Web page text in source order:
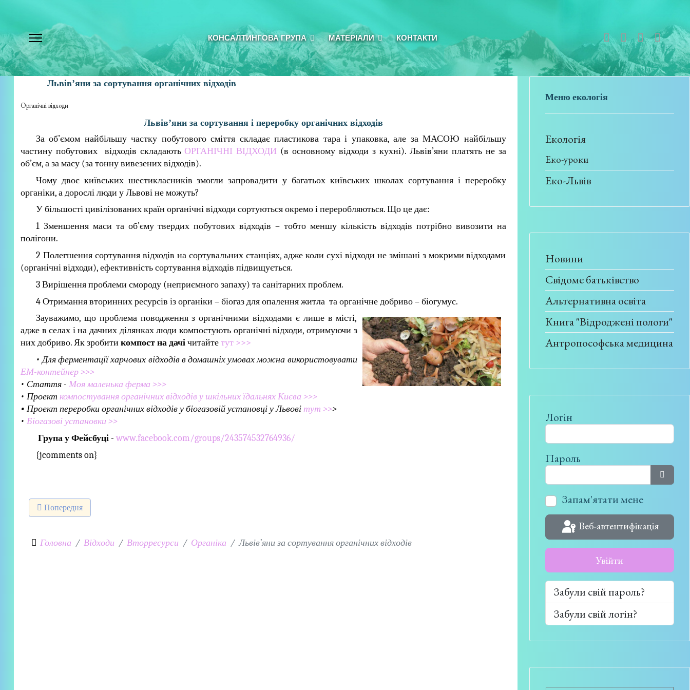
КОНСАЛТИНГОВА ГРУПА МАТЕРІАЛИ КОНТАКТИ
Львів’яни за сортування органічних відходів
Органічні відходи
Львів’яни за сортування і переробку органічних відходів
За об’ємом найбільшу частку побутового сміття складає пластикова тара і упаковка, але за МАСОЮ найбільшу
частину побутових відходів складаютьОРГАНІЧНІ ВІДХОДИ (в основному відходи з кухні). Львів’яни платять не за
об’єм, а за масу (за тонну вивезених відходів).
Чому двоє київських шестикласників змогли запровадити у багатьох київських школах сортування і переробку
органіки, а дорослі люди у Львові не можуть?
У більшості цивілізованих країн органічні відходи сортуються окремо і переробляються. Що це дає:
1 Зменшення маси та об’єму твердих побутових відходів – тобто меншу кількість відходів потрібно вивозити на
полігони.
2 Полегшення сортування відходів на сортувальних станціях, адже коли сухі відходи не змішані з мокрими відходами
(органічні відходи), ефективність сортування відходів підвищується.
3 Вирішення проблеми смороду (неприємного запаху) та санітарних проблем.
4 Отримання вторинних ресурсів із органіки – біогаз для опалення житла та органічне добриво – біогумус.
Зауважимо, що проблема поводження з органічними відходами є лише в місті,
адже в селах і на дачних ділянках люди компостують органічні відходи, отримуючи з
них добриво. Як зробити компост на дачічитайте тут >>>
•Для ферментації харчових відходів в домашніх умовах можна використовувати
ЕМ-контейнер >>>
• Стаття - Моя маленька ферма >>>
• Проект компостування органічних відходів у шкільних їдальнях Києва >>>
• Проект переробки органічних відходів у біогазовій установці у Львові тут >>>
• Біогазові установки >>
Група у Фейсбуці-www.facebook.com/groups/243574532764936/
{jcomments on}
Попередня стаття: Верміферма
Попередня
Головна Відходи Вторресурси Органіка Львів’яни за сортування органічних відходів
Меню екологія
Екологія
Еко-уроки
Еко-Львів
Новини
Свідоме батьківство
Альтернативна освіта
Книга "Відроджені пологи"
Антропософська медицина
Логін
Пароль
Запам'ятати мене
Веб-автентифікація
Увійти
Забули свій пароль?
Забули свій логін?